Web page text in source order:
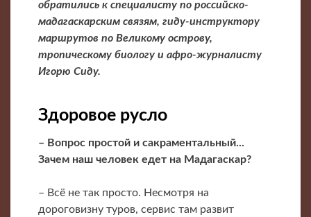
обратились к специалисту по российско-
мадагаскарским связям, гиду-инструктору
маршрутов по Великому острову,
тропическому биологу и афро-журналисту
Игорю Сиду.
Здоровое русло
– Вопрос простой и сакраментальный...
Зачем наш человек едет на Мадагаскар?
– Всё не так просто. Несмотря на
дороговизну туров, сервис там развит